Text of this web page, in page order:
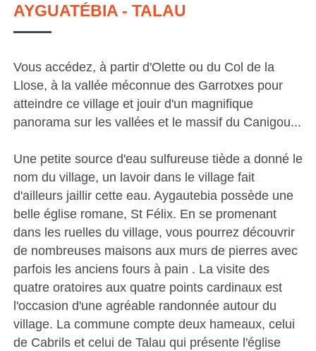
Y
R
N
E
C
A
T
A
L
A
N
E
S
AYGUATÉBIA - TALAU
Vous accédez, à partir d'Olette ou du Col de la
Llose, à la vallée méconnue des Garrotxes pour
atteindre ce village et jouir d'un magnifique
panorama sur les vallées et le massif du Canigou...
Une petite source d'eau sulfureuse tiède a donné le
nom du village, un lavoir dans le village fait
d'ailleurs jaillir cette eau. Aygautebia possède une
belle église romane, St Félix. En se promenant
dans les ruelles du village, vous pourrez découvrir
de nombreuses maisons aux murs de pierres avec
parfois les anciens fours à pain . La visite des
quatre oratoires aux quatre points cardinaux est
l'occasion d'une agréable randonnée autour du
village. La commune compte deux hameaux, celui
de Cabrils et celui de Talau qui présente l'église